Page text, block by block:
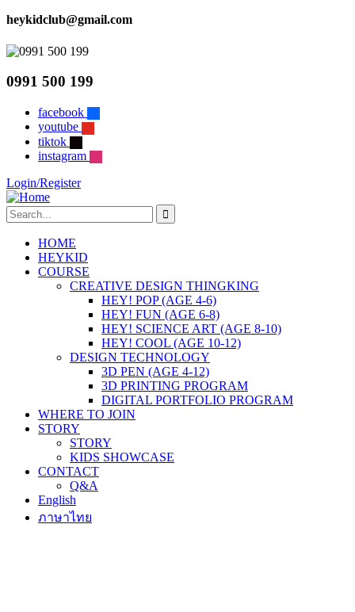
heykidclub@gmail.com
0991 500 199
facebook
youtube
tiktok
instagram
Login/Register
HOME
HEYKID
COURSE
CREATIVE DESIGN THINGKING
HEY! POP (AGE 4-6)
HEY! FUN (AGE 6-8)
HEY! SCIENCE ART (AGE 8-10)
HEY! COOL (AGE 10-12)
DESIGN TECHNOLOGY
3D PEN (AGE 4-12)
3D PRINTING PROGRAM
DIGITAL PORTFOLIO PROGRAM
WHERE TO JOIN
STORY
STORY
KIDS SHOWCASE
CONTACT
Q&A
English
ภาษาไทย